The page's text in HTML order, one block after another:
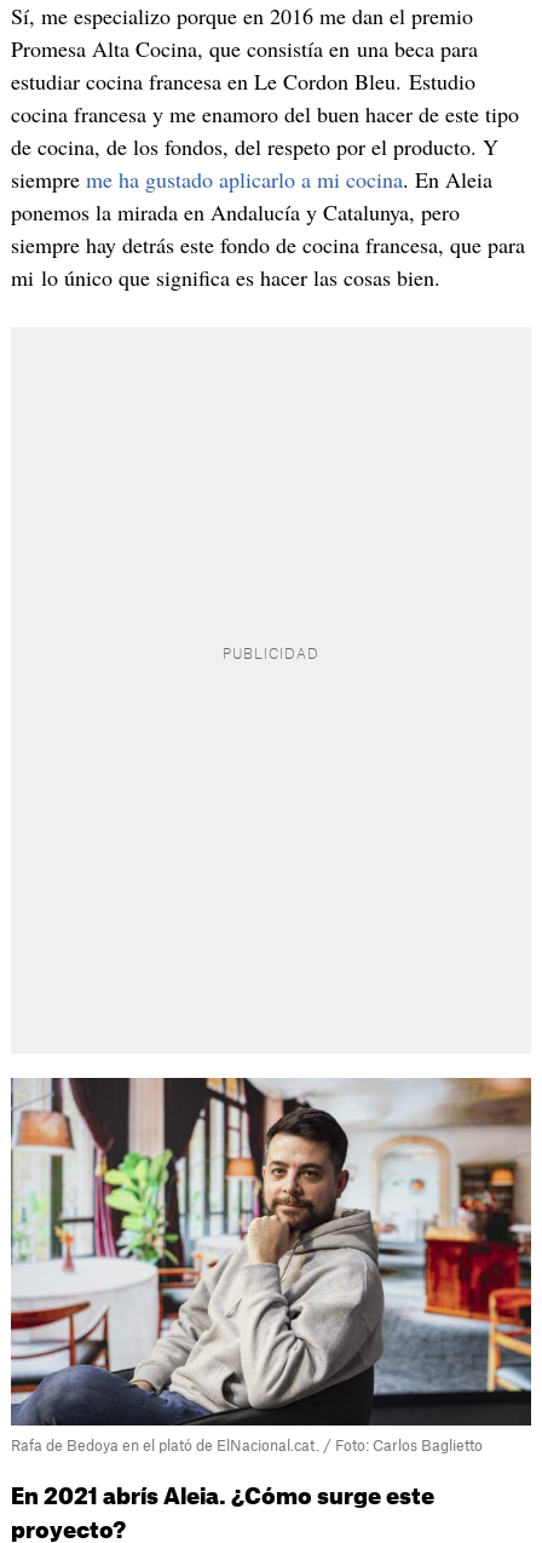
Sí, me especializo porque en 2016 me dan el premio
Promesa Alta Cocina, que consistía en una beca para
estudiar cocina francesa en Le Cordon Bleu. Estudio
cocina francesa y me enamoro del buen hacer de este tipo
de cocina, de los fondos, del respeto por el producto. Y
siempre me ha gustado aplicarlo a mi cocina. En Aleia
ponemos la mirada en Andalucía y Catalunya, pero
siempre hay detrás este fondo de cocina francesa, que para
mi lo único que significa es hacer las cosas bien.
Rafa de Bedoya en el plató de ElNacional.cat. / Foto: Carlos Baglietto
En 2021 abrís Aleia. ¿Cómo surge este
proyecto?